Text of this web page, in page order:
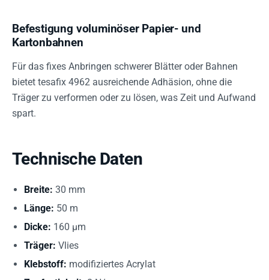
Befestigung voluminöser Papier- und
Kartonbahnen
Für das fixes Anbringen schwerer Blätter oder Bahnen
bietet tesafix 4962 ausreichende Adhäsion, ohne die
Träger zu verformen oder zu lösen, was Zeit und Aufwand
spart.
Technische Daten
Breite: 30 mm
Länge: 50 m
Dicke: 160 µm
Träger: Vlies
Klebstoff: modifiziertes Acrylat